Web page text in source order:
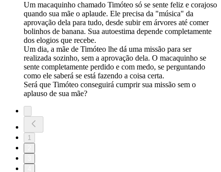
Um macaquinho chamado Timóteo só se sente feliz e corajoso
quando sua mãe o aplaude. Ele precisa da "música" da
aprovação dela para tudo, desde subir em árvores até comer
bolinhos de banana. Sua autoestima depende completamente
dos elogios que recebe.
Um dia, a mãe de Timóteo lhe dá uma missão para ser
realizada sozinho, sem a aprovação dela. O macaquinho se
sente completamente perdido e com medo, se perguntando
como ele saberá se está fazendo a coisa certa.
Será que Timóteo conseguirá cumprir sua missão sem o
aplauso de sua mãe?
1